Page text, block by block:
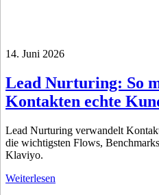
14. Juni 2026
Lead Nurturing: So
Kontakten echte
Lead Nurturing verwandelt
die wichtigsten Flows,
Klaviyo.
Weiterlesen